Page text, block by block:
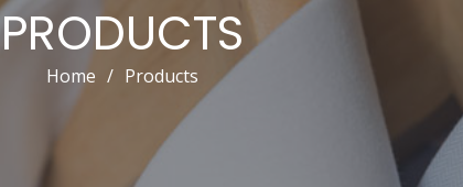
PRODUCTS
Home / Products